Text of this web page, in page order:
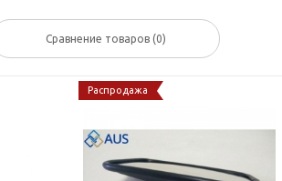
Сравнение товаров (0)
Распродажа